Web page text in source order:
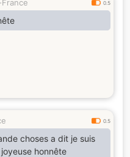
0.5
0.5
choses a dit je suis
honnête